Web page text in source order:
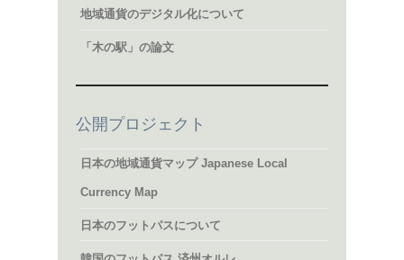
地域通貨のデジタル化について
「木の駅」の論文
公開プロジェクト
日本の地域通貨マップ Japanese Local
Currency Map
日本のフットパスについて